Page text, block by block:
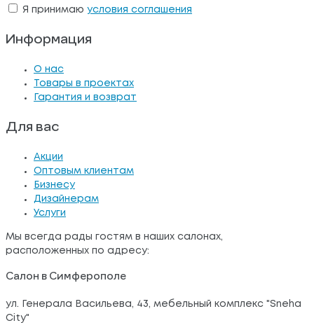
Я принимаю условия соглашения
Информация
О нас
Товары в проектах
Гарантия и возврат
Для вас
Акции
Оптовым клиентам
Бизнесу
Дизайнерам
Услуги
Мы всегда рады гостям в наших салонах,
расположенных по адресу:
Салон в Симферополе
ул. Генерала Васильева, 43, мебельный комплекс "Sneha
City"